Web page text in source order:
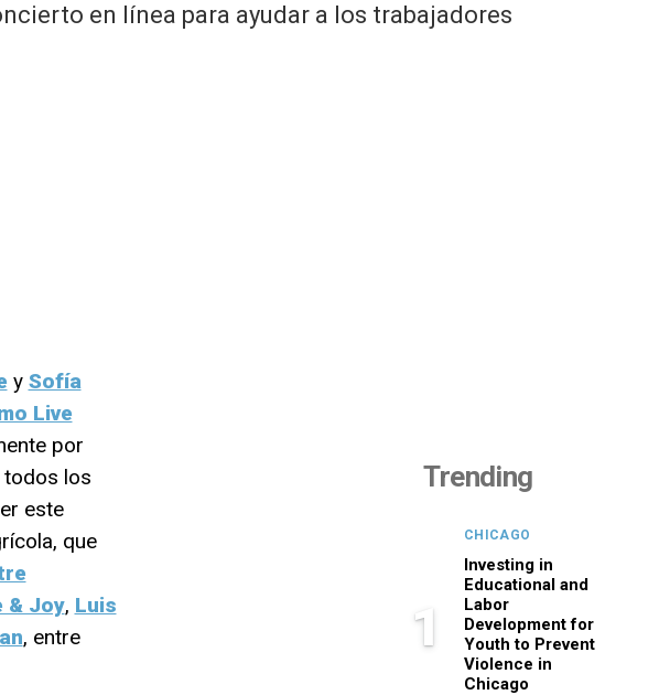
en línea para ayudar a los trabajadores
y Sofía
Live
por
todos los
este
que
& Joy, Luis
, entre
Trending
1
CHICAGO
Investing in
Educational and
Labor
Development for
Youth to Prevent
Violence in
Chicago